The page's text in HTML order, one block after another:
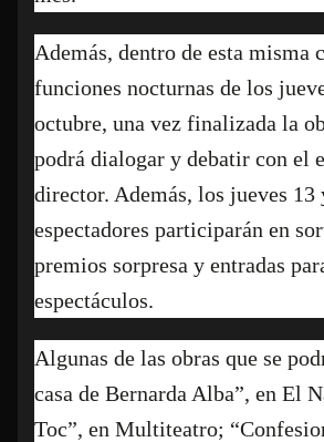
Además, dentro de esta misma
funciones nocturnas de los
octubre, una vez finalizada la
podrá dialogar y debatir con el
director. Además, los jueves 13
espectadores participarán en
premios sorpresa y entradas
espectáculos.
Algunas de las obras que se
casa de Bernarda Alba”, en El
Toc”, en Multiteatro;